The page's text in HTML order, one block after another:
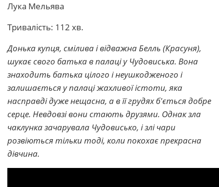
Лука Мельява
Тривалість: 112 хв.
Донька купця, смілива і відважна Белль (Красуня),
шукає свого батька в палаці у Чудовиська. Вона
знаходить батька цілого і неушкодженого і
залишається у палаці жахливої істоти, яка
насправді дуже нещасна, а в її грудях б'ється добре
серце. Невдовзі вони стають друзями. Однак зла
чаклунка зачарувала Чудовисько, і злі чари
розвіються тільки тоді, коли покохає прекрасна
дівчина.